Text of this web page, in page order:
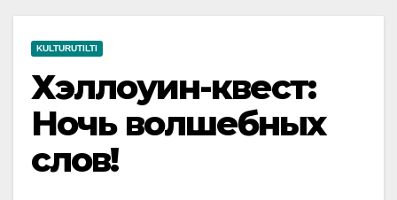
KULTURUTILTI
Хэллоуин-квест:
Ночь волшебных
слов!